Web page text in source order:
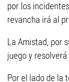
por los
revancha irá al
La Amistad, por
juego y
Por el lado de la